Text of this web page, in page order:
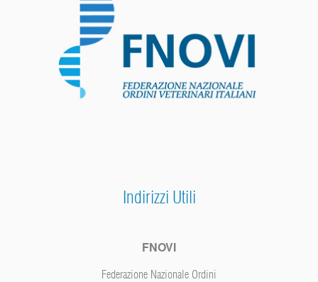
Indirizzi Utili
FNOVI
Federazione Nazionale Ordini